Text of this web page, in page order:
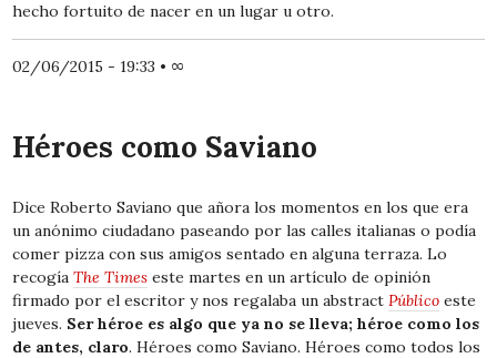
hecho fortuito de nacer en un lugar u otro.
02/06/2015 - 19:33 • ∞
Héroes como Saviano
Dice Roberto Saviano que añora los momentos en los que era
un anónimo ciudadano paseando por las calles italianas o podía
comer pizza con sus amigos sentado en alguna terraza. Lo
recogíaThe Times este martes en un artículo de opinión
firmado por el escritor y nos regalaba un abstractPúblico este
jueves. Ser héroe es algo que ya no se lleva; héroe como los
de antes, claro. Héroes como Saviano. Héroes como todos los